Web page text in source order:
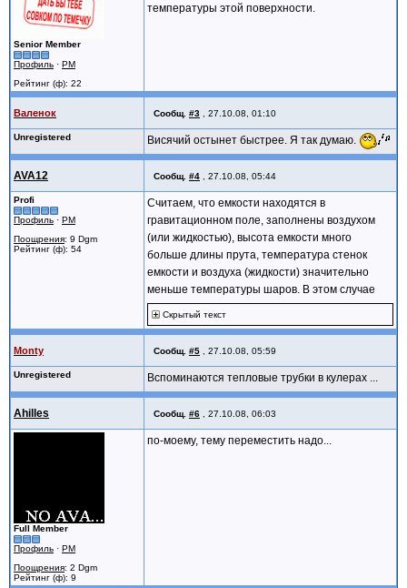
Senior Member
Профиль · PM
Рейтинг (ф): 22
температуры этой поверхности.
Валенок Сообщ. #3 27.10.08, 01:10
Unregistered Висячий остынет быстрее. Я так думаю.
AVA12 Сообщ. #4 27.10.08, 05:44
Profi
Профиль · PM
Поощрения: 9 Dgm
Рейтинг (ф): 54
Считаем, что емкости находятся в
гравитационном поле, заполнены воздухом
(или жидкостью), высота емкости много
больше длины прута, температура стенок
емкости и воздуха (жидкости) значительно
меньше температуры шаров. В этом случае
Скрытый текст
Monty Сообщ. #5 27.10.08, 05:59
Unregistered Вспоминаются тепловые трубки в кулерах ...
Ahilles Сообщ. #6 27.10.08, 06:03
Full Member
Профиль · PM
Поощрения: 2 Dgm
Рейтинг (ф): 9
по-моему, тему переместить надо...